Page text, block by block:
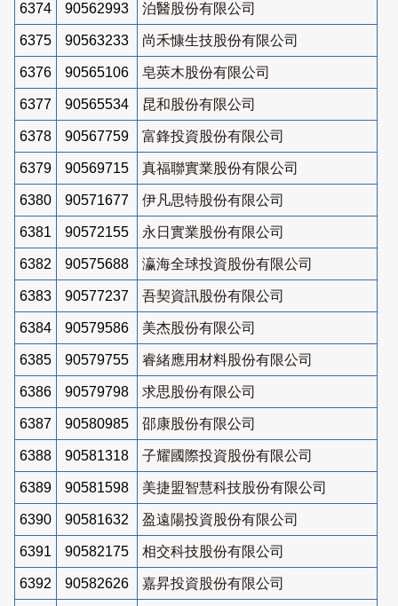
6374 90562993 泊醫股份有限公司
6375 90563233 尚禾慷生技股份有限公司
6376 90565106 皂莢木股份有限公司
6377 90565534 昆和股份有限公司
6378 90567759 富鋒投資股份有限公司
6379 90569715 真福聯實業股份有限公司
6380 90571677 伊凡思特股份有限公司
6381 90572155 永日實業股份有限公司
6382 90575688 瀛海全球投資股份有限公司
6383 90577237 吾契資訊股份有限公司
6384 90579586 美杰股份有限公司
6385 90579755 睿緒應用材料股份有限公司
6386 90579798 求思股份有限公司
6387 90580985 邵康股份有限公司
6388 90581318 子耀國際投資股份有限公司
6389 90581598 美捷盟智慧科技股份有限公司
6390 90581632 盈遠陽投資股份有限公司
6391 90582175 相交科技股份有限公司
6392 90582626 嘉昇投資股份有限公司